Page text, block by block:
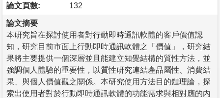
論文頁數: 132
論文摘要
本研究旨在探討使用者對行動即時通訊軟體的客戶價值認
知，研究目前市面上行動即時通訊軟體之「價值」，研究結
果將主要提供一個深層並且能建立知覺結構的質性方法，並
強調個人體驗的重要性，以質性研究連結產品屬性、消費結
果、與個人價值觀之關係。本研究使用方法目的鏈理論，探
索出使用者對於行動即時通訊軟體的功能需求與相對應的內